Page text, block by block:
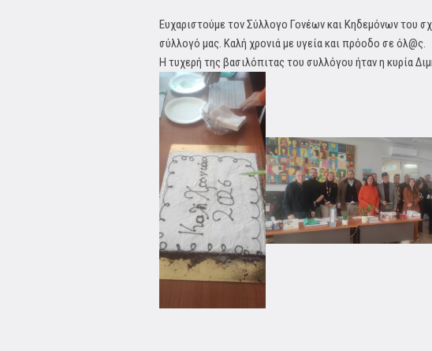
Ευχαριστούμε τον Σύλλογο Γονέων και Κηδεμόνων του
σύλλογό μας. Καλή χρονιά με υγεία και πρόοδο σε όλ@ς.
Η τυχερή της βασιλόπιτας του συλλόγου ήταν η κυρία